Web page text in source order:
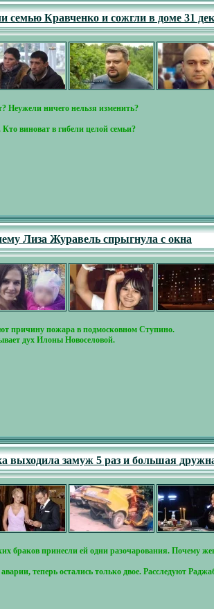
семью Кравченко и сожгли в доме 31
Неужели ничего нельзя изменить?
виноват в гибели целой семьи?
Лиза Журавель спрыгнула с окна
причину пожара в подмосковном Ступино.
дух Илоны Новоселовой.
выходила замуж 5 раз и большая
принесли ей одни разочарования. Почему
теперь остались только двое. Расследуют